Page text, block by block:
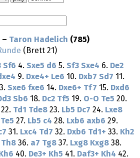
– Taron Hadelich (785)
(Brett 21)
Sf6 4. Sxe5 d6 5. Sf3 Sxe4 6. De2
9. Dxe4+ Le6 10. Dxb7 Sd7 11.
Sxe6 fxe6 14. Dxe6+ Tf7 15. Dxd6
Sb6 18. Dc2 Tf5 19. O-O Te5 20.
22. Td1 Tde8 23. Lb5 Dc7 24. Lxe8
Te5 27. Lb5 c4 28. Lxb6 axb6 29.
31. Lxc4 Td7 32. Dxb6 Td1+ 33. Kh2
Th8 36. a7 Tg8 37. Lxg8 Kxg8 38.
40. De3+ Kh5 41. Daf3+ Kh4 42.